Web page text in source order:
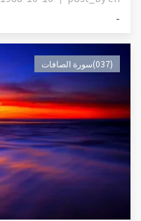
-
(037)سورة الصافات